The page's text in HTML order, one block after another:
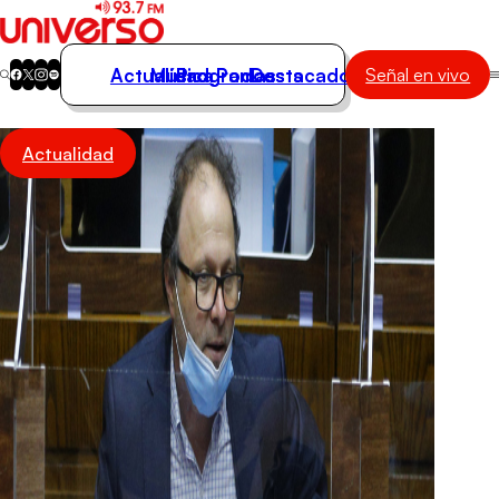
Actualidad
Música
Programas
Podcasts
Destacados
Actualidad
Música
Programas
Podcasts
Destacados Señal en vivo
Actualidad